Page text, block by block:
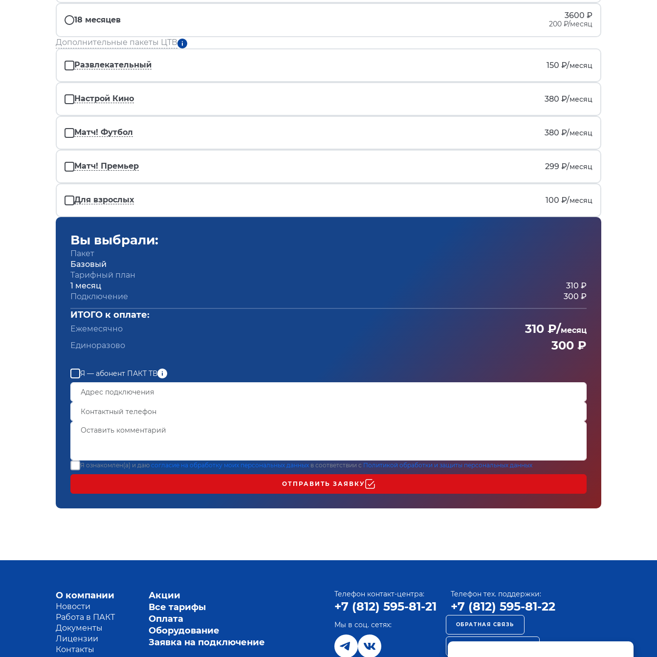
18 месяцев 3600 ₽
200 ₽/месяц
Дополнительные пакеты ЦТВ
Развлекательный 150 ₽/месяц
Настрой Кино 380 ₽/месяц
Матч! Футбол 380 ₽/месяц
Матч! Премьер 299 ₽/месяц
Для взрослых 100 ₽/месяц
Вы выбрали:
Пакет
Базовый
Тарифный план
1 месяц
310 ₽
Подключение
300 ₽
ИТОГО к оплате:
Ежемесячно 310 ₽/месяц
Единоразово
300 ₽
Я — абонент ПАКТ ТВ
Я ознакомлен(а) и даю согласие на обработку моих персональных данных в соответствии с Политикой обработки и защиты персональных данных
ОТПРАВИТЬ ЗАЯВКУ
О компании
Новости
Работа в ПАКТ
Документы
Лицензии
Контакты
Акции
Все тарифы
Оплата
Оборудование
Заявка на подключение
Телефон контакт-центра:
+7 (812) 595-81-21
Телефон тех. поддержки:
+7 (812) 595-81-22
Мы в соц. сетях: ОБРАТНАЯ СВЯЗЬ